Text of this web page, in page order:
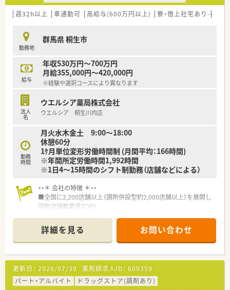
週32h以上 車通勤可 高給与(600万円以上) 寮・借上社宅あり
勤務地
群馬県 桐生市
給与
年収530万円～700万円
月給355,000円～420,000円
※経験や選択コースにより異なります
法人
名
ウエルシア薬局株式会社
ウエルシア 桐生川内店
勤務
時間
月火水木金土 9:00～18:00
休憩60分
1ｹ月単位変形労働時間制 (月間平均：166時間)
※年間所定労働時間1,992時間
※1日4～15時間のシフト制勤務（店舗などによる）
・・＊ 会社の特徴 ＊・・
■全国に2,200店舗以上（調剤併設型約2,000店舗以上）を展開し
調剤店舗数業界TOP！
頑張り次第で高給与も可能！
■経験や勤務コースによりますが、経験の少ない方でも500万前
半スタートと業界TOP水準！
■職種や職域に合わせ、豊富な社内研修や外部組織と連携した研
修を用意されています
■薬剤師が中心の会社だからこそ活躍できるキャリアパスが多
種多様に用意されています。
詳細を見る お問い合わせ
更新日： 2026/07/30 薬剤師求人ID： 609359
パート・アルバイト
ドラッグストア(調剤あり)